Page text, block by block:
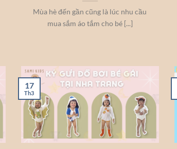
Mùa hè đến gần cũng là lúc nhu cầu
mua sắm áo tắm cho bé [...]
17
Th3